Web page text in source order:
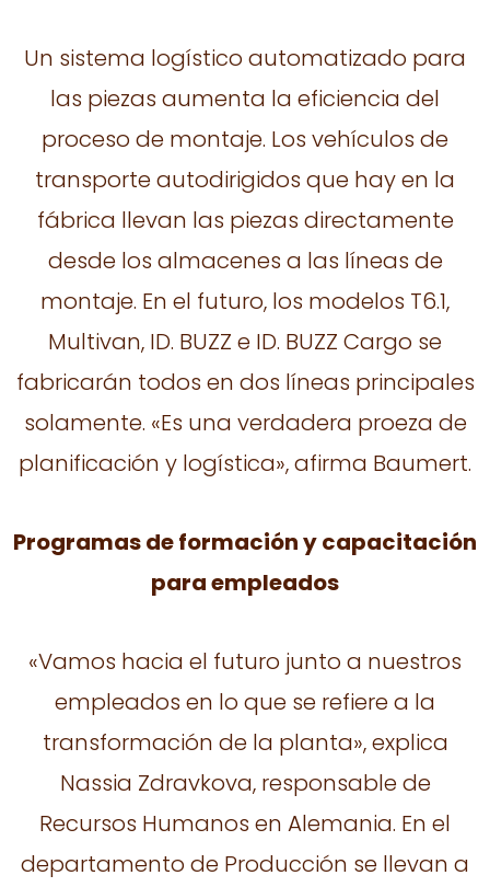
Un sistema logístico automatizado para
las piezas aumenta la eficiencia del
proceso de montaje. Los vehículos de
transporte autodirigidos que hay en la
fábrica llevan las piezas directamente
desde los almacenes a las líneas de
montaje. En el futuro, los modelos T6.1,
Multivan, ID. BUZZ e ID. BUZZ Cargo se
fabricarán todos en dos líneas principales
solamente. «Es una verdadera proeza de
planificación y logística», afirma Baumert.
Programas de formación y capacitación
para empleados
«Vamos hacia el futuro junto a nuestros
empleados en lo que se refiere a la
transformación de la planta», explica
Nassia Zdravkova, responsable de
Recursos Humanos en Alemania. En el
departamento de Producción se llevan a